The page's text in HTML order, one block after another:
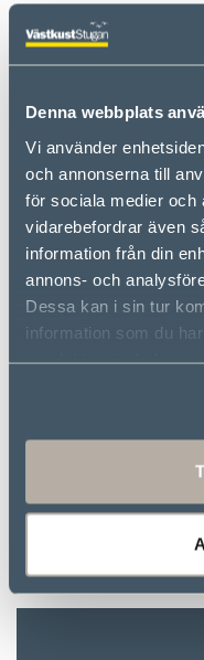
Denna webbplats
Vi använder
och annonserna till
för sociala medier och
vidarebefordrar även
information från din
annons- och
Dessa kan i sin tur
information som du
samlat in när du har
MER
Hur går det till att
och
Vilken
Vi bygger
alltid efter att